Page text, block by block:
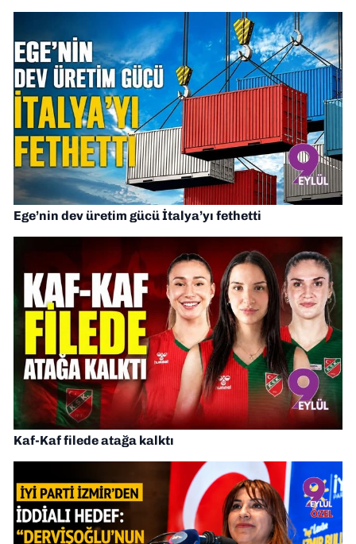
Ege’nin dev üretim gücü İtalya’yı fethetti
Kaf-Kaf filede atağa kalktı